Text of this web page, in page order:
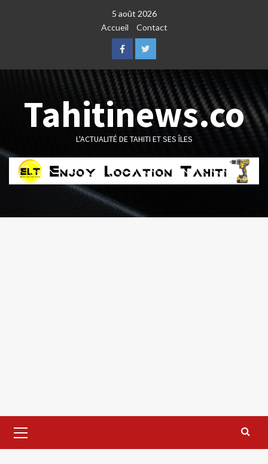
5 août 2026
Accueil
Contact
FacebookTwitter
Tahitinews.co
L'ACTUALITÉ DE TAHITI ET SES ÎLES
Menu